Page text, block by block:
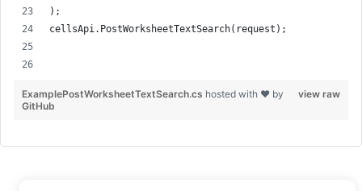
);
cellsApi.PostWorksheetTextSearch(request);
view raw
ExamplePostWorksheetTextSearch.cs hosted with ❤ by
GitHub